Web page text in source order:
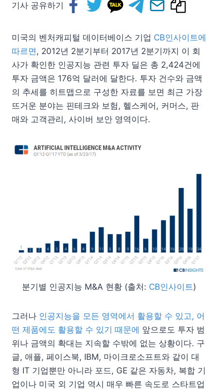
기사 공유하기
미국의 벤처캐피털 데이터베이스 기업 CB인사이트에
따르면, 2012년 2분기부터 2017년 2분기까지 이 회
사가 확인한 인공지능 관련 투자 딜은 총 2,424건에
투자 금액은 176억 달러에 달한다. 투자 건수와 금액
의 추세를 히트맵으로 구성한 자료를 보면 최근 가장
뜨거운 분야는 핀테크와 보험, 헬스케어, 커머스, 판
매와 고객관리, 사이버 보안 영역이다.
분기별 인공지능 M&A 현황 (출처: CB인사이트)
그러나 인공지능을 모든 영역에서 활용할 수 있고, 어
떤 제품에도 활용할 수 있기 때문에 앞으로도 투자 범
위나 금액의 확대는 지속할 수밖에 없는 상황이다. 구
글, 애플, 페이스북, IBM, 마이크로소프트와 같이 대
형 IT 기업뿐만 아니라 포드, GE 같은 자동차, 복합 기
업이나 미국 외 기업 역시 매우 빠른 속도로 스타트업